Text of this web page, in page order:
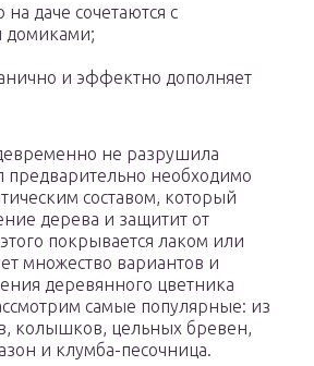
на даче сочетаются с
домиками;
и эффектно дополняет
не разрушила
предварительно необходимо
составом, который
дерева и защитит от
покрывается лаком или
множество вариантов и
деревянного цветника
самые популярные: из
колышков, цельных бревен,
и клумба-песочница.